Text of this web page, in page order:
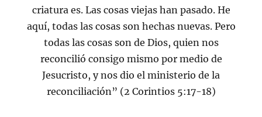
criatura es. Las cosas viejas han pasado. He
aquí, todas las cosas son hechas nuevas. Pero
todas las cosas son de Dios, quien nos
reconcilió consigo mismo por medio de
Jesucristo, y nos dio el ministerio de la
reconciliación” (2 Corintios 5:17-18)